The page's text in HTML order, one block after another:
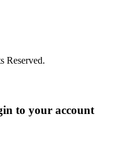
Reserved.
to your account